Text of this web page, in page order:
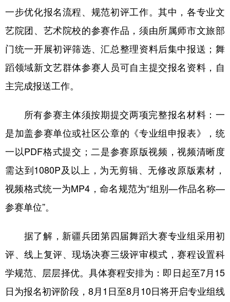
一步优化报名流程、规范初评工作。其中，各专业文
艺院团、艺术院校的参赛作品，须由所属师市文旅部
门统一开展初评筛选、汇总整理资料后集中报送；舞
蹈领域新文艺群体参赛人员可自主提交报名资料，自
主完成报送工作。
所有参赛主体须按期提交两项完整报名材料：一
是加盖参赛单位或社区公章的《专业组申报表》，统
一以PDF格式提交；二是参赛原版视频，视频清晰度
需达到1080P及以上，为无剪辑、无修改原版素材，
视频格式统一为MP4，命名规范为“组别—作品名称—
参赛单位”。
据了解，新疆兵团第四届舞蹈大赛专业组采用初
评、线上复评、现场决赛三级评审模式，赛程设置科
学规范、层层择优。具体赛程安排为：即日起至7月15
日为报名初评阶段，8月1日至8月10日将开启专业组线